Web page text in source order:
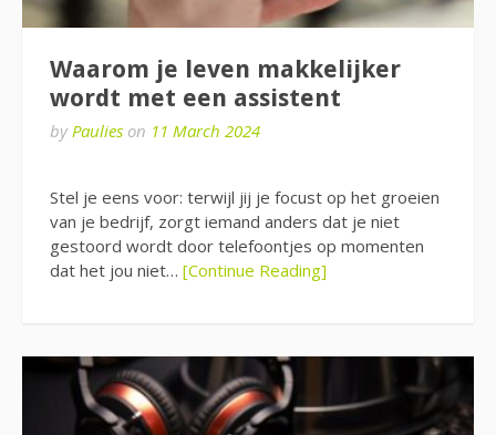
Waarom je leven makkelijker
wordt met een assistent
byPaulies on 11 March 2024
Stel je eens voor: terwijl jij je focust op het groeien
van je bedrijf, zorgt iemand anders dat je niet
gestoord wordt door telefoontjes op momenten
dat het jou niet… [Continue Reading]